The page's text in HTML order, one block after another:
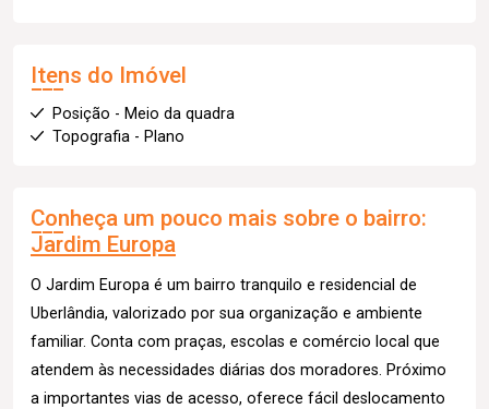
Itens do Imóvel
Posição - Meio da quadra
Topografia - Plano
Conheça um pouco mais sobre o bairro:
Jardim Europa
O Jardim Europa é um bairro tranquilo e residencial de
Uberlândia, valorizado por sua organização e ambiente
familiar. Conta com praças, escolas e comércio local que
atendem às necessidades diárias dos moradores. Próximo
a importantes vias de acesso, oferece fácil deslocamento